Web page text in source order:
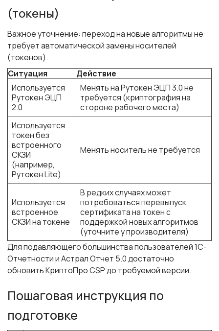
(токены)
Важное уточнение: переход на новые алгоритмы не
требует автоматической замены носителей
(токенов).
Ситуация
Действие
Используется
Рутокен ЭЦП
2.0
Менять на Рутокен ЭЦП 3.0 не
требуется (криптография на
стороне рабочего места)
Используется
токен без
встроенного
СКЗИ
(например,
Рутокен Lite)
Менять носитель не требуется
Используется
встроенное
СКЗИ на токене
В редких случаях может
потребоваться перевыпуск
сертификата на токен с
поддержкой новых алгоритмов
(уточните у производителя)
Для подавляющего большинства пользователей 1С-
Отчетности и Астрал Отчет 5.0 достаточно
обновить КриптоПро CSP до требуемой версии.
Пошаговая инструкция по
подготовке